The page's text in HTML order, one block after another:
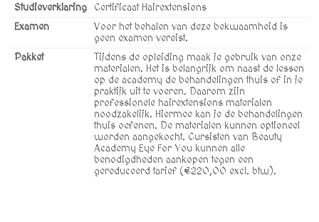
Studieverklaring
Certificaat Hairextensions
Examen
Voor het behalen van deze bekwaamheid is
geen examen vereist.
Pakket
Tijdens de opleiding maak je gebruik van onze
materialen. Het is belangrijk om naast de lessen
op de academy de behandelingen thuis of in je
praktijk uit te voeren. Daarom zijn
professionele hairextensions materialen
noodzakelijk. Hiermee kan je de behandelingen
thuis oefenen. De materialen kunnen optioneel
worden aangekocht. Cursisten van Beauty
Academy Eye For You kunnen alle
benodigdheden aankopen tegen een
gereduceerd tarief (€220,00 excl. btw).